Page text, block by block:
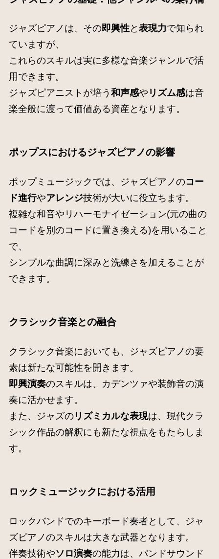
ジャズピアノは、その即興性と表現力で知られ
ていますが、
これらのスキルは実に多様な音楽ジャンルで活
用できます。
ジャズピアニストが培う 和声感や リズム感は音
楽全般に渡って価値ある資産となります。
ポップスにおけるジャズピアノの影響
ポップミュージックでは、ジャズピアノのコー
ド進行やアレンジ技術が大いに役立ちます。
複雑な和音やリハーモナイゼーション(元の曲の
コードを別のコードに置き換える)を用いること
で、
シンプルな曲調に深みと洗練さを加えることが
できます。
クラシック音楽との融合
クラシック音楽においても、ジャズピアノの要
素は新たな可能性を開きます。
即興演奏のスキルは、カデンツァや装飾音の演
奏に活かせます。
また、ジャズのリズミカルな表現は、現代クラ
シック作品の解釈にも新たな視点をもたらしま
す。
ロックミュージックにおける活用
ロックバンドでのキーボード奏者として、ジャ
ズピアノのスキルは大きな武器となります。
伴奏技術やソロ演奏の能力は、バンドサウンド